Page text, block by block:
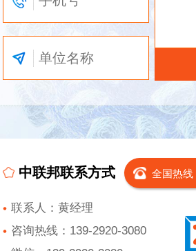
中联邦联系方式 全国热线
联系人：黄经理
咨询热线：139-2920-3080